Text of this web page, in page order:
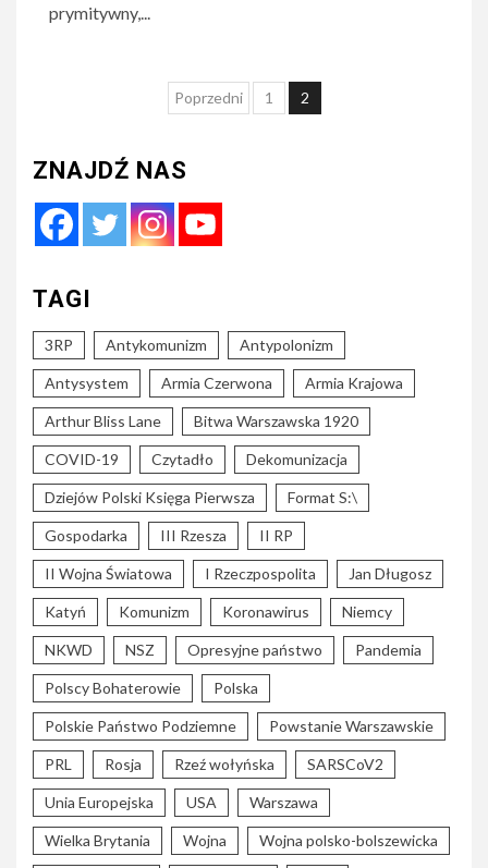
prymitywny,...
Nawigacja
wpisach
Poprzedni 1 2
ZNAJDŹ NAS
TAGI
3RP Antykomunizm Antypolonizm
Antysystem Armia Czerwona Armia Krajowa
Arthur Bliss Lane Bitwa Warszawska 1920
COVID-19 Czytadło Dekomunizacja
Dziejów Polski Księga Pierwsza Format S:\
Gospodarka III Rzesza II RP
II Wojna Światowa I Rzeczpospolita Jan Długosz
Katyń Komunizm Koronawirus Niemcy
NKWD NSZ Opresyjne państwo Pandemia
Polscy Bohaterowie Polska
Polskie Państwo Podziemne Powstanie Warszawskie
PRL Rosja Rzeź wołyńska SARSCoV2
Unia Europejska USA Warszawa
Wielka Brytania Wojna Wojna polsko-bolszewicka